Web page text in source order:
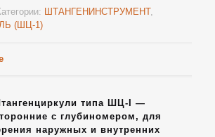
ШТАНГЕНИНСТРУМЕНТ,
(ШЦ-1)
типа ШЦ-I —
с глубиномером, для
наружных и внутренних